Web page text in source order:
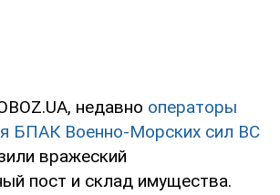
недавно операторы
БПАК Военно-Морских сил ВС
вражеский
пост и склад имущества.